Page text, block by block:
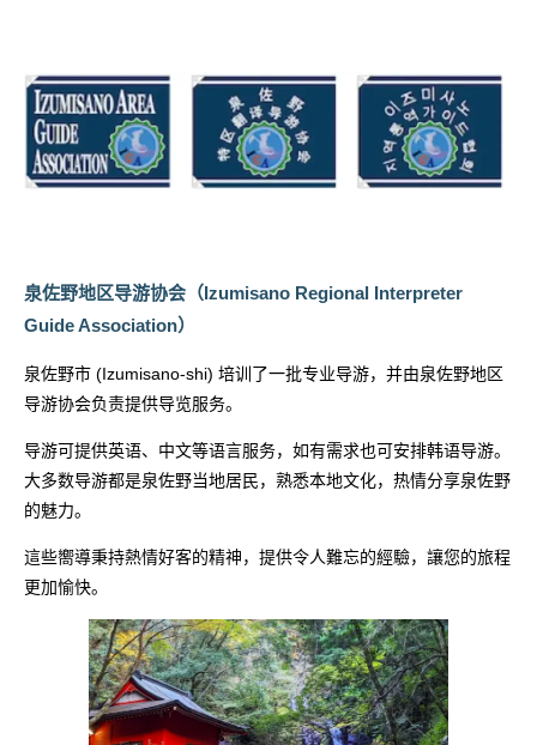
泉佐野地区导游协会（Izumisano Regional Interpreter
Guide Association）
泉佐野市 (Izumisano-shi) 培训了一批专业导游，并由泉佐野地区
导游协会负责提供导览服务。
导游可提供英语、中文等语言服务，如有需求也可安排韩语导游。
大多数导游都是泉佐野当地居民，熟悉本地文化，热情分享泉佐野
的魅力。
這些嚮導秉持熱情好客的精神，提供令人難忘的經驗，讓您的旅程
更加愉快。